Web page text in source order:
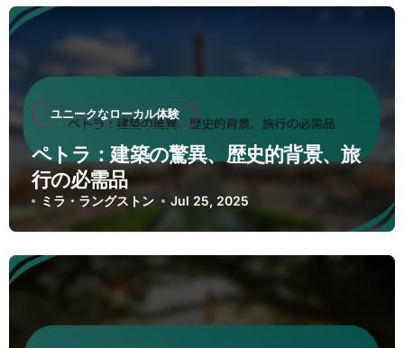
ユニークなローカル体験
ペトラ：建築の驚異、歴史的背景、旅
行の必需品
ミラ・ラングストン Jul 25, 2025